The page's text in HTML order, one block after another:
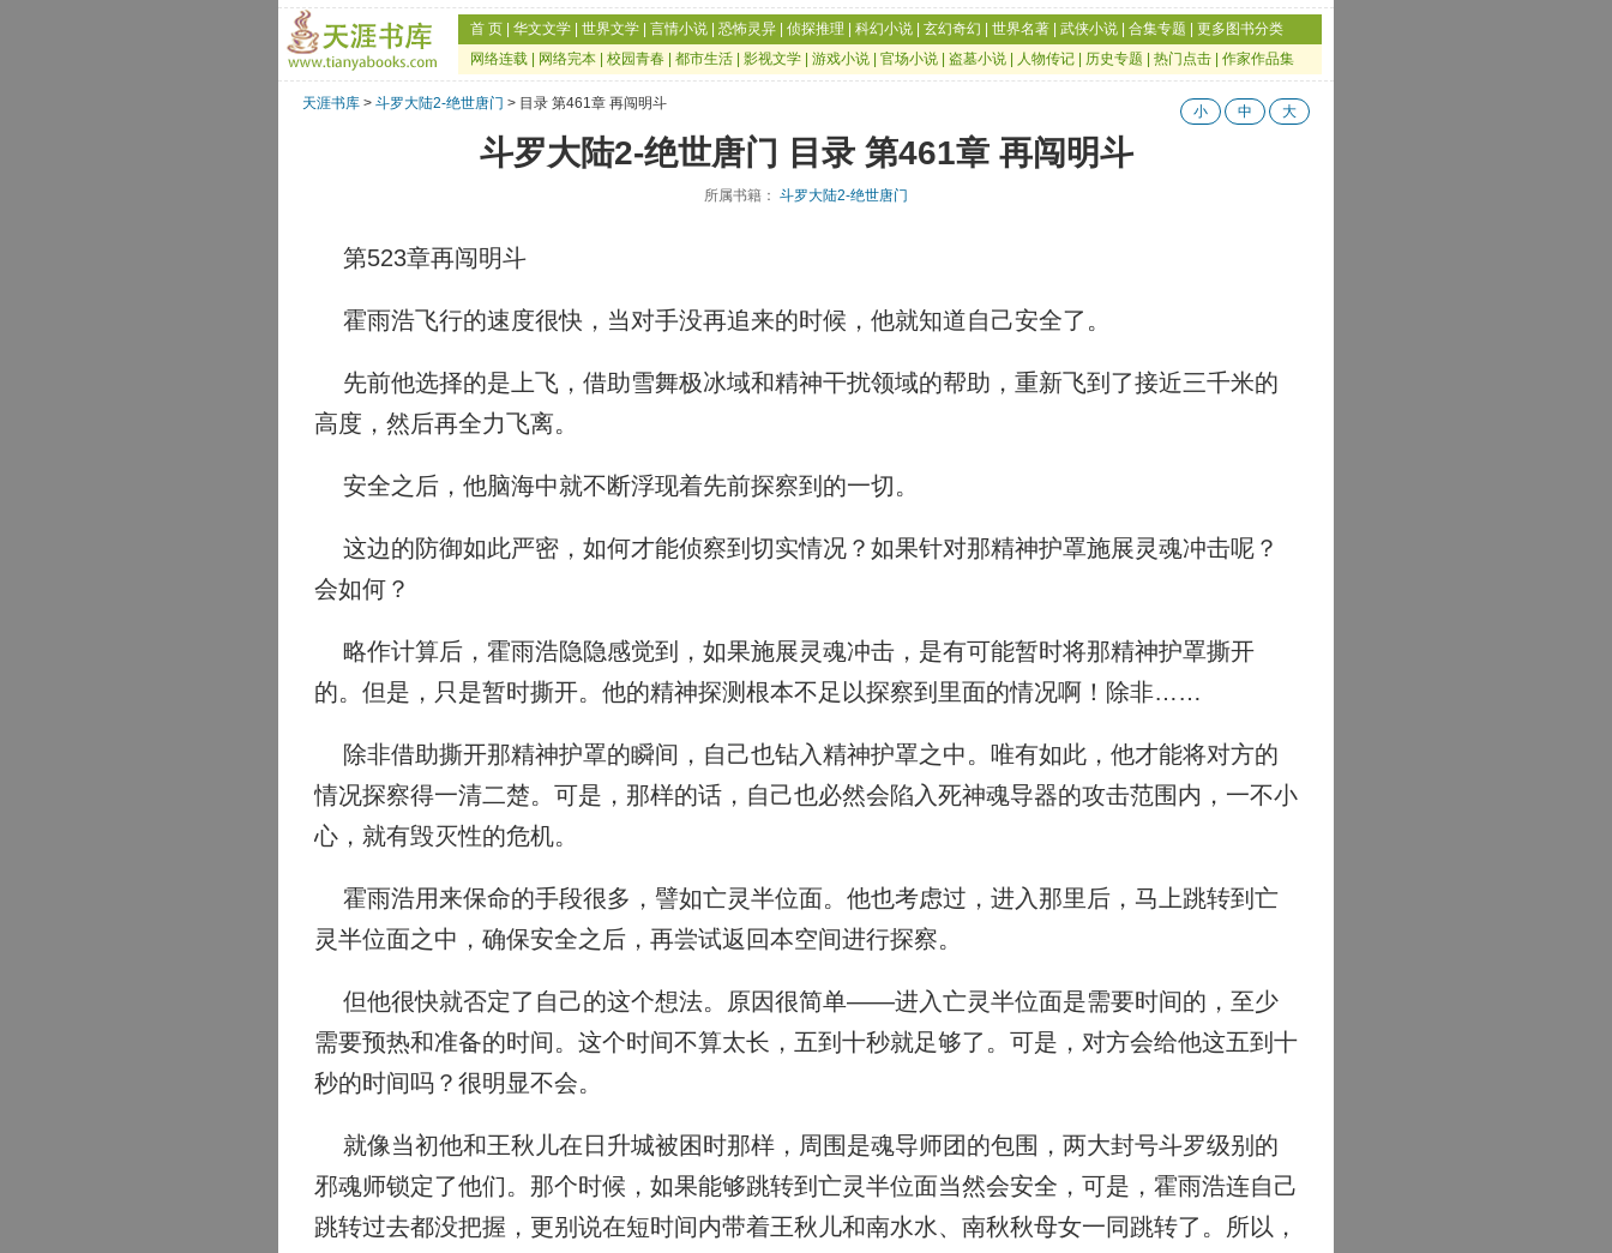
首 页 华文文学 世界文学 言情小说 恐怖灵异 侦探推理 科幻小说 玄幻奇幻 世界名著 武侠小说 合集专题
更多图书分类
网络连载
网络完本 校园青春 都市生活 影视文学 游戏小说 官场小说 盗墓小说 人物传记 历史专题 热门点击 作家作品集
天涯书库 > 斗罗大陆2-绝世唐门 > 目录 第461章 再闯明斗 小 中 大
斗罗大陆2-绝世唐门 目录 第461章 再闯明斗
所属书籍： 斗罗大陆2-绝世唐门
第523章再闯明斗
霍雨浩飞行的速度很快，当对手没再追来的时候，他就知道自己安全了。
先前他选择的是上飞，借助雪舞极冰域和精神干扰领域的帮助，重新飞到了接近三千米的
高度，然后再全力飞离。
安全之后，他脑海中就不断浮现着先前探察到的一切。
这边的防御如此严密，如何才能侦察到切实情况？如果针对那精神护罩施展灵魂冲击呢？
会如何？
略作计算后，霍雨浩隐隐感觉到，如果施展灵魂冲击，是有可能暂时将那精神护罩撕开
的。但是，只是暂时撕开。他的精神探测根本不足以探察到里面的情况啊！除非……
除非借助撕开那精神护罩的瞬间，自己也钻入精神护罩之中。唯有如此，他才能将对方的
情况探察得一清二楚。可是，那样的话，自己也必然会陷入死神魂导器的攻击范围内，一不小
心，就有毁灭性的危机。
霍雨浩用来保命的手段很多，譬如亡灵半位面。他也考虑过，进入那里后，马上跳转到亡
灵半位面之中，确保安全之后，再尝试返回本空间进行探察。
但他很快就否定了自己的这个想法。原因很简单——进入亡灵半位面是需要时间的，至少
需要预热和准备的时间。这个时间不算太长，五到十秒就足够了。可是，对方会给他这五到十
秒的时间吗？很明显不会。
就像当初他和王秋儿在日升城被困时那样，周围是魂导师团的包围，两大封号斗罗级别的
邪魂师锁定了他们。那个时候，如果能够跳转到亡灵半位面当然会安全，可是，霍雨浩连自己
跳转过去都没把握，更别说在短时间内带着王秋儿和南水水、南秋秋母女一同跳转了。所以，